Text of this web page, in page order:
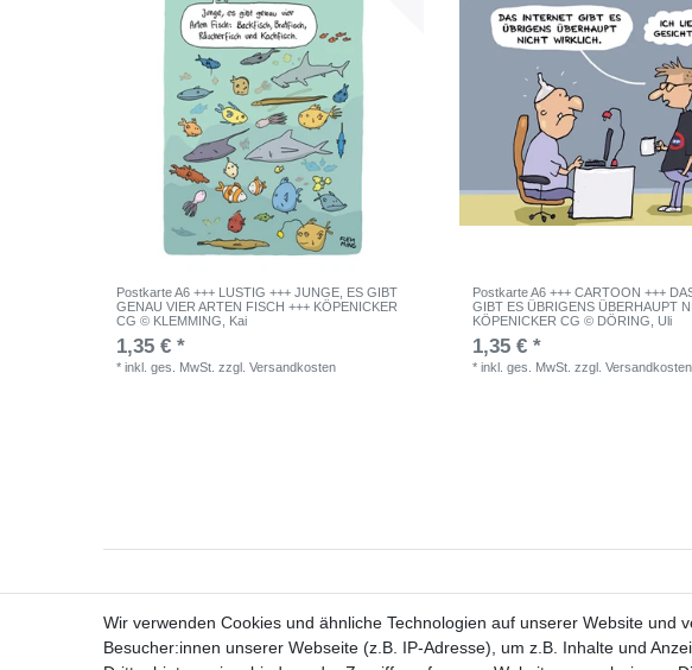
Postkarte A6 +++ LUSTIG +++ JUNGE, ES GIBT
GENAU VIER ARTEN FISCH +++ KÖPENICKER
CG © KLEMMING, Kai
1,35 € *
*inkl. ges. MwSt. zzgl.Versandkosten
Postkarte A6 +++ CARTOON +++
GIBT ES ÜBRIGENS ÜBERHAUPT
KÖPENICKER CG © DÖRING, Uli
1,35 € *
*inkl. ges. MwSt. zzgl.Versandkosten
Wir verwenden Cookies und ähnliche Technologien auf unserer Website und
Besucher:innen unserer Webseite (z.B. IP-Adresse), um z.B. Inhalte und